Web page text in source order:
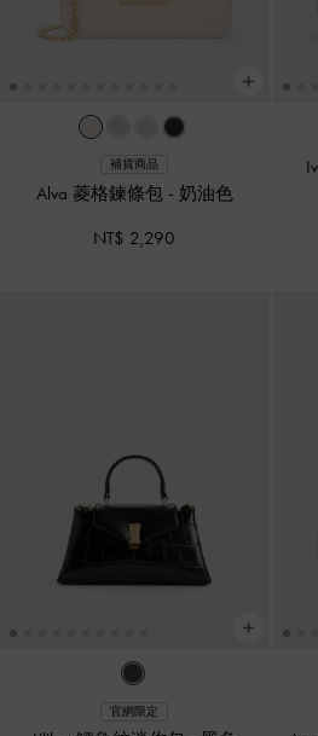
補貨商品
Alva 菱格鍊條包 - 奶油色
NT$ 2,290
官網限定